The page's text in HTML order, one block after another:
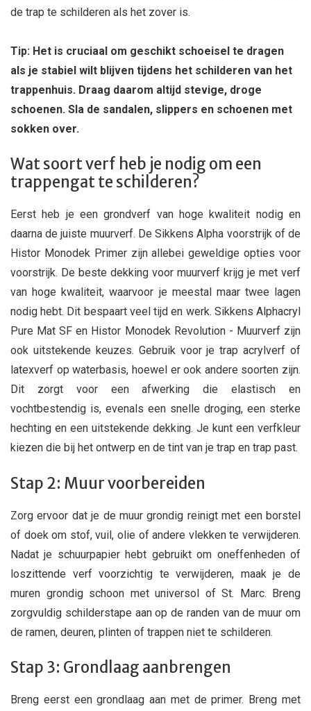
de trap te schilderen als het zover is.
Tip: Het is cruciaal om geschikt schoeisel te dragen
als je stabiel wilt blijven tijdens het schilderen van het
trappenhuis. Draag daarom altijd stevige, droge
schoenen. Sla de sandalen, slippers en schoenen met
sokken over.
Wat soort verf heb je nodig om een
trappengat te schilderen?
Eerst heb je een grondverf van hoge kwaliteit nodig en
daarna de juiste muurverf. De Sikkens Alpha voorstrijk of de
Histor Monodek Primer zijn allebei geweldige opties voor
voorstrijk. De beste dekking voor muurverf krijg je met verf
van hoge kwaliteit, waarvoor je meestal maar twee lagen
nodig hebt. Dit bespaart veel tijd en werk. Sikkens Alphacryl
Pure Mat SF en Histor Monodek Revolution - Muurverf zijn
ook uitstekende keuzes. Gebruik voor je trap acrylverf of
latexverf op waterbasis, hoewel er ook andere soorten zijn.
Dit zorgt voor een afwerking die elastisch en
vochtbestendig is, evenals een snelle droging, een sterke
hechting en een uitstekende dekking. Je kunt een verfkleur
kiezen die bij het ontwerp en de tint van je trap en trap past.
Stap 2: Muur voorbereiden
Zorg ervoor dat je de muur grondig reinigt met een borstel
of doek om stof, vuil, olie of andere vlekken te verwijderen.
Nadat je schuurpapier hebt gebruikt om oneffenheden of
loszittende verf voorzichtig te verwijderen, maak je de
muren grondig schoon met universol of St. Marc. Breng
zorgvuldig schilderstape aan op de randen van de muur om
de ramen, deuren, plinten of trappen niet te schilderen.
Stap 3: Grondlaag aanbrengen
Breng eerst een grondlaag aan met de primer. Breng met